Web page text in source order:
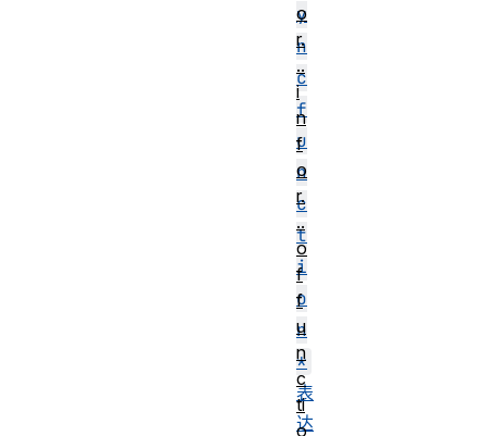
y
n
c
f
u
n
c
t
i
o
n
*
表
达
o
r.
..
i
n
f
o
r.
..
o
f
f
u
n
c
ti
o